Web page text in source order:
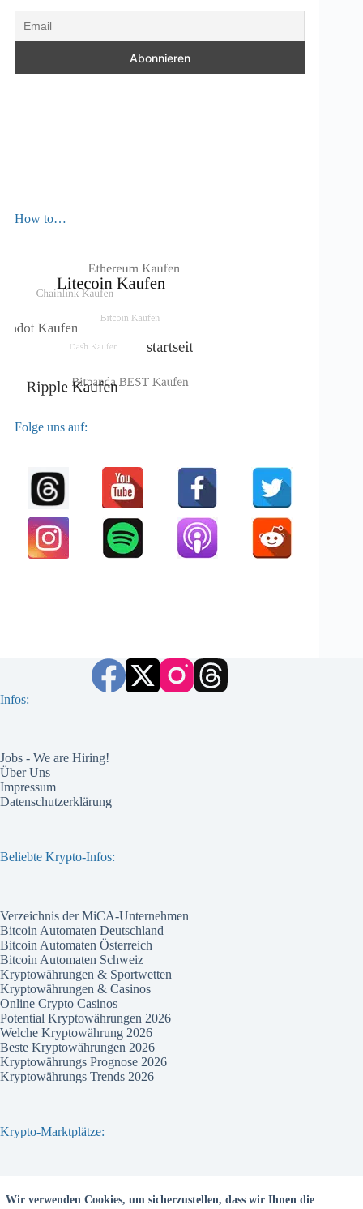
Wir verwenden Cookies, um sicherzustellen, dass wir Ihnen die
How to…
Folge uns auf:
Infos:
Jobs - We are Hiring!
Über Uns
Impressum
Datenschutzerklärung
Beliebte Krypto-Infos:
Verzeichnis der MiCA-Unternehmen
Bitcoin Automaten Deutschland
Bitcoin Automaten Österreich
Bitcoin Automaten Schweiz
Kryptowährungen & Sportwetten
Kryptowährungen & Casinos
Online Crypto Casinos
Potential Kryptowährungen 2026
Welche Kryptowährung 2026
Beste Kryptowährungen 2026
Kryptowährungs Prognose 2026
Kryptowährungs Trends 2026
Krypto-Marktplätze:
Bitpanda